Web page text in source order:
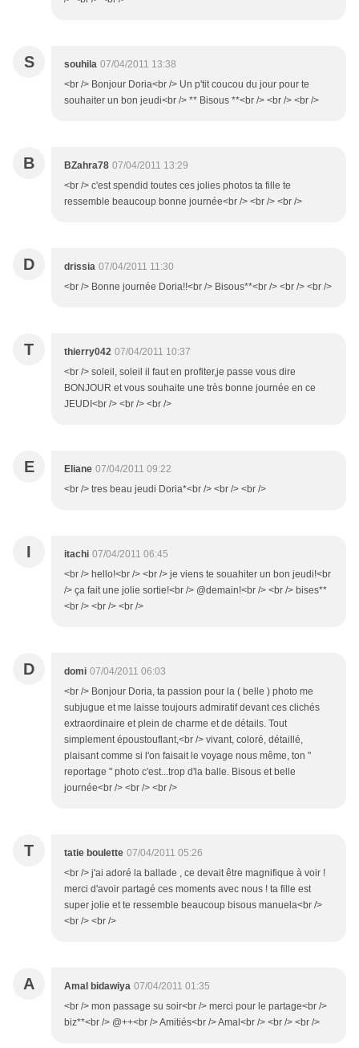
S souhila 07/04/2011 13:38
<br /> Bonjour Doria<br /> Un p'tit coucou du jour pour te
souhaiter un bon jeudi<br /> ** Bisous **<br /> <br /> <br />
B BZahra78 07/04/2011 13:29
<br /> c'est spendid toutes ces jolies photos ta fille te
ressemble beaucoup bonne journée<br /> <br /> <br />
D drissia 07/04/2011 11:30
<br /> Bonne journée Doria!!<br /> Bisous**<br /> <br /> <br />
T thierry042 07/04/2011 10:37
<br /> soleil, soleil il faut en profiter,je passe vous dire
BONJOUR et vous souhaite une très bonne journée en ce
JEUDI<br /> <br /> <br />
E Eliane 07/04/2011 09:22
<br /> tres beau jeudi Doria*<br /> <br /> <br />
I itachi 07/04/2011 06:45
<br /> hello!<br /> <br /> je viens te souahiter un bon jeudi!<br
/> ça fait une jolie sortie!<br /> @demain!<br /> <br /> bises**
<br /> <br /> <br />
D domi 07/04/2011 06:03
<br /> Bonjour Doria, ta passion pour la ( belle ) photo me
subjugue et me laisse toujours admiratif devant ces clichés
extraordinaire et plein de charme et de détails. Tout
simplement époustouflant,<br /> vivant, coloré, détaillé,
plaisant comme si l'on faisait le voyage nous même, ton "
reportage " photo c'est...trop d'la balle. Bisous et belle
journée<br /> <br /> <br />
T tatie boulette 07/04/2011 05:26
<br /> j'ai adoré la ballade , ce devait être magnifique à voir !
merci d'avoir partagé ces moments avec nous ! ta fille est
super jolie et te ressemble beaucoup bisous manuela<br />
<br /> <br />
A Amal bidawiya 07/04/2011 01:35
<br /> mon passage su soir<br /> merci pour le partage<br />
biz**<br /> @++<br /> Amitiés<br /> Amal<br /> <br /> <br />